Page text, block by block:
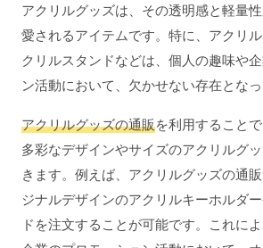
アクリルグッズは、その透明感と軽量
愛されるアイテムです。特に、アクリ
クリルスタンドなどは、個人の趣味や
ン活動において、欠かせない存在となっ
アクリルグッズの通販を利用すること
多彩なデザインやサイズのアクリルグ
きます。例えば、アクリルグッズの通
ジナルデザインのアクリルキーホルダ
ドを注文することが可能です。これに